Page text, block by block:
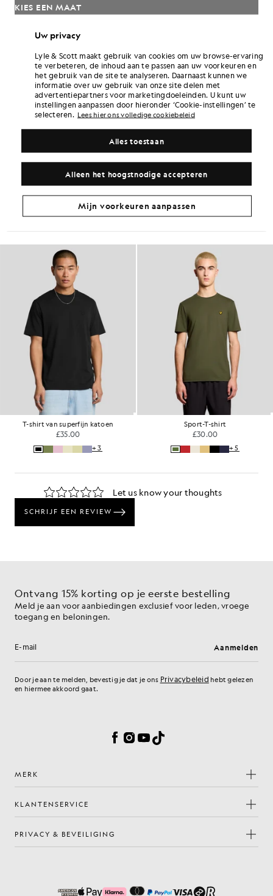
KIES EEN MAAT
Betaal £5.67
Gratis verzending bij bestellingen van meer dan £70
Thuisbezorging en afhaalpunten. Gratis retouneren ruilen.
Verdien het dubbele! Verdien102-punten
met deze aankoop.
6 points = £ 1,00
AANMELDEN
PRODUCTGEGEVENS
PRODUCTGESCHIKTHEID
Ga voor deze look
Stel een complete outfit samen met verfijnde kledingstukken die je
garderobe naar een hoger niveau tillen.
T-shirt van superfijn katoen
£35.00
+3
Sport-T-shirt
£30.00
+5
Ontvang 15% korting op je eerste bestelling
Meld je aan voor aanbiedingen exclusief voor leden, vroege
toegang en beloningen.
E-mailadres Aanmelden
Door je aan te melden, bevestig je dat je ons Privacybeleid hebt gelezen
en hiermee akkoord gaat.
Facebook
Instagram
YouTube
TikTok
MERK
KLANTENSERVICE
PRIVACY & BEVEILIGING
Uw privacy
Lyle & Scott maakt gebruik van cookies om uw browse-ervaring
te verbeteren, de inhoud aan te passen aan uw voorkeuren en
het gebruik van de site te analyseren. Daarnaast kunnen we
informatie over uw gebruik van onze site delen met
advertentiepartners voor marketingdoeleinden. U kunt uw
instellingen aanpassen door hieronder ‘Cookie-instellingen’ te
selecteren. Lees hier ons volledige cookiebeleid
Alleen het hoogstnodige accepteren
Alles toestaan
Mijn voorkeuren aanpassen